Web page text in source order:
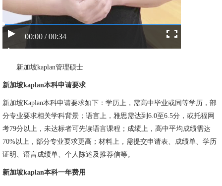
00:00 / 00:34
新加坡kaplan管理硕士
新加坡kaplan本科申请要求
新加坡Kaplan本科申请要求如下：学历上，需高中毕业或同等学历，部
分专业要求相关学科背景；语言上，雅思需达到6.0至6.5分，或托福网
考79分以上，未达标者可先读语言课程；成绩上，高中平均成绩需达
70%以上，部分专业要求更高；材料上，需提交申请表、成绩单、学历
证明、语言成绩单、个人陈述及推荐信等。
新加坡kaplan本科一年费用